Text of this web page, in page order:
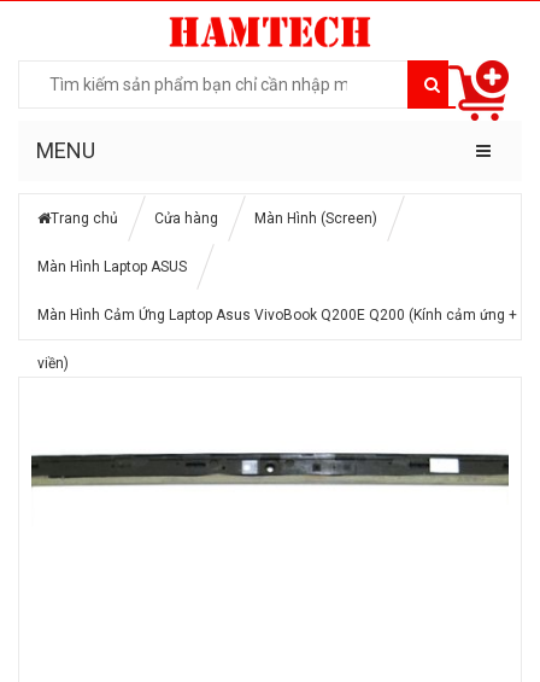
MENU
Trang chủ Cửa hàng Màn Hình (Screen)
Màn Hình Laptop ASUS
Màn Hình Cảm Ứng Laptop Asus VivoBook Q200E Q200 (Kính cảm ứng +
viền)